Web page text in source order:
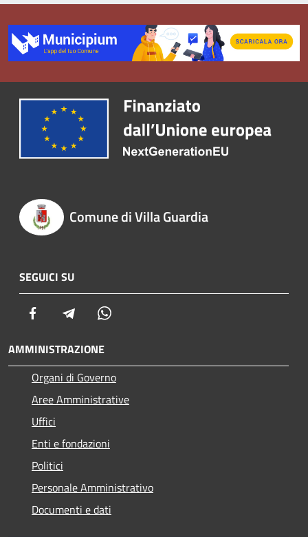
Comune di Villa Guardia
SEGUICI SU
Facebook Telegram
AMMINISTRAZIONE
Organi di Governo
Aree Amministrative
Uffici
Enti e fondazioni
Politici
Personale Amministrativo
Documenti e dati